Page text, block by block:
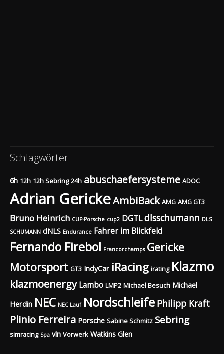
Schlagwörter
6h 12h 12h Sebring 24h abuschaefersysteme ADOC
Adrian GerickeAmbiBack AMG AMG GT3
Bruno Heinrich CUP-Porsche cup2 DGTLdlsschumann DLS
SCHUMANN dNLS Endurance Fahrer im Blickfeld
Fernando Firebol Francorchamps Gericke
Motorsport GT3 IndyCar iRacing irating Klazmo
klazmoenergy Lambo LMP2 Michael Besuch Michael
Herdin NEC NEC Lauf Nordschleife Philipp Kraft
Plinio Ferreira Porsche Sabine Schmitz Sebring
simracing Spa vln Vorwerk Watkins Glen